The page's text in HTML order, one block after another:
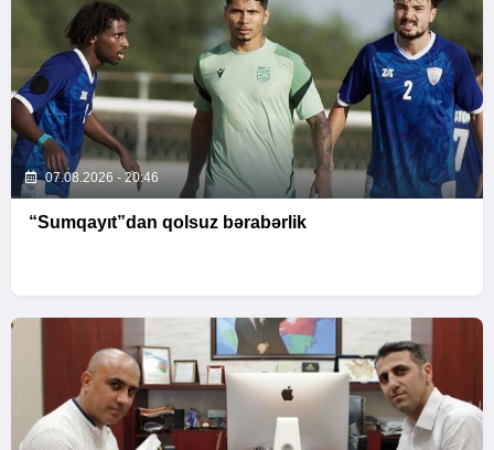
07.08.2026 - 20:46
“Sumqayıt”dan qolsuz bərabərlik